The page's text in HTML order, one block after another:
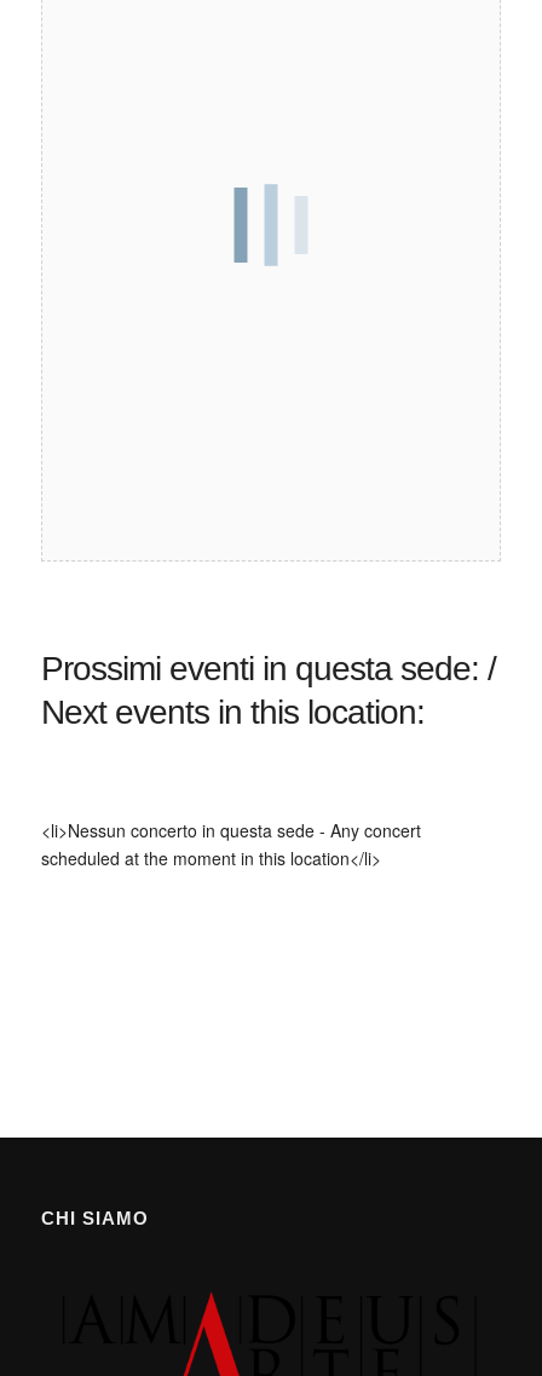
Prossimi eventi in questa sede: /
Next events in this location:
<li>Nessun concerto in questa sede - Any concert
scheduled at the moment in this location</li>
CHI SIAMO